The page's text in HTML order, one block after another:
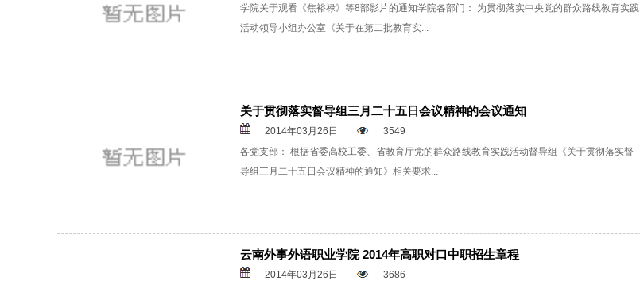
学院关于观看《焦裕禄》等8部影片的通知学院各部门： 为贯彻落实中央党的群众路线教育实践
活动领导小组办公室《关于在第二批教育实...
关于贯彻落实督导组三月二十五日会议精神的会议通知
2014年03月26日
3549
各党支部： 根据省委高校工委、省教育厅党的群众路线教育实践活动督导组《关于贯彻落实督
导组三月二十五日会议精神的通知》相关要求...
云南外事外语职业学院 2014年高职对口中职招生章程
2014年03月26日
3686